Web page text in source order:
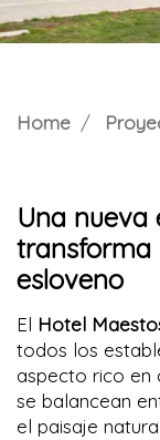
Home
Una nueva
transforma
esloveno
El Hotel
todos los
aspecto rico en
se balancean
el paisaje